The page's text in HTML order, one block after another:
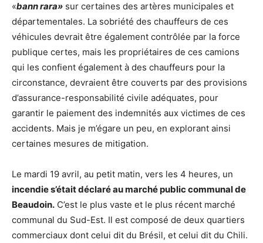
«bann rara» sur certaines des artères municipales et
départementales. La sobriété des chauffeurs de ces
véhicules devrait être également contrôlée par la force
publique certes, mais les propriétaires de ces camions
qui les confient également à des chauffeurs pour la
circonstance, devraient être couverts par des provisions
d’assurance-responsabilité civile adéquates, pour
garantir le paiement des indemnités aux victimes de ces
accidents. Mais je m’égare un peu, en explorant ainsi
certaines mesures de mitigation.
Le mardi 19 avril, au petit matin, vers les 4 heures, un
incendie s’était déclaré au marché public communal de
Beaudoin. C’est le plus vaste et le plus récent marché
communal du Sud-Est. Il est composé de deux quartiers
commerciaux dont celui dit du Brésil, et celui dit du Chili.